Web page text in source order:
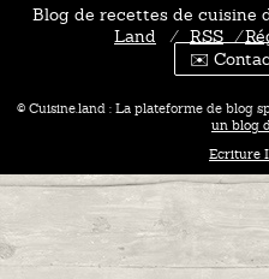
Blog de recettes de cuisine
Land
⁄ RSS ⁄
✉️
© Cuisine.land : La plateforme de blog
un blog
Ecriture